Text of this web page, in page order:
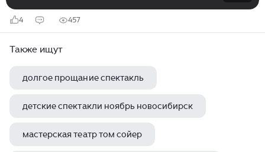
4 457
Также ищут
долгое прощание спектакль
детские спектакли ноябрь новосибирск
мастерская театр том сойер